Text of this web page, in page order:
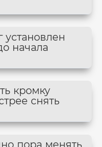
установлен
начала
кромку
снять
пора менять,